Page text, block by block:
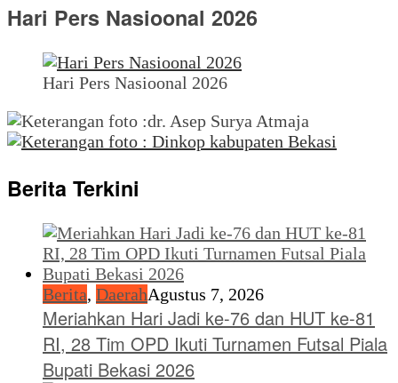
Hari Pers Nasioonal 2026
Hari Pers Nasioonal 2026
Berita Terkini
Berita, DaerahAgustus 7, 2026
Meriahkan Hari Jadi ke-76 dan HUT ke-81
RI, 28 Tim OPD Ikuti Turnamen Futsal Piala
Bupati Bekasi 2026